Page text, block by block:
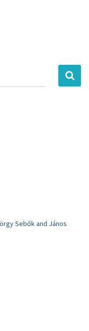
Sebők and János